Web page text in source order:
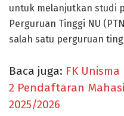
untuk melanjutkan studi
Perguruan Tinggi NU
salah satu perguruan
Baca juga: FK
2 Pendaftaran
2025/2026